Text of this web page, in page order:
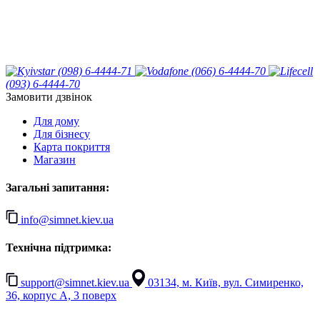
(098) 6-4444-71
(066) 6-4444-70
(093) 6-4444-70
Замовити дзвінок
Для дому
Для бізнесу
Карта покриття
Магазин
Загальні запитання:
info@simnet.kiev.ua
Технічна підтримка:
support@simnet.kiev.ua
03134, м. Київ, вул. Симиренко,
36, корпус А, 3 поверх